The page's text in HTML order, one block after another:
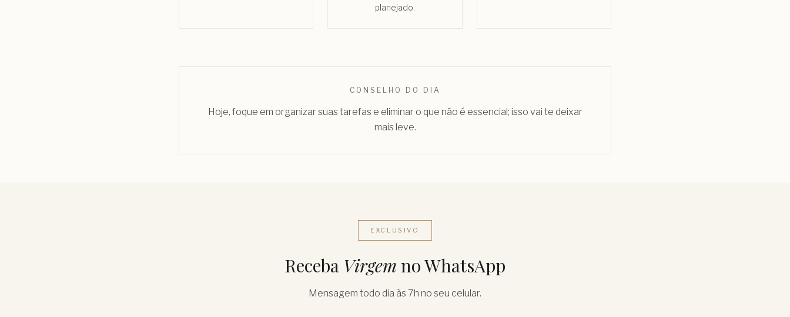
planejado.
CONSELHO DO DIA
Hoje, foque em organizar suas tarefas e eliminar o que não é essencial; isso vai te deixar
mais leve.
EXCLUSIVO
Receba Virgem no WhatsApp
Mensagem todo dia às 7h no seu celular.